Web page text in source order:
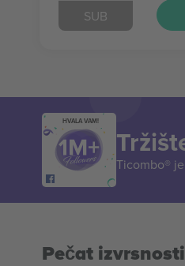
SUB
HVALA VAM!
Ticombo®
Pečat